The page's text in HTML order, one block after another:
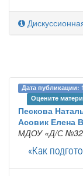
Дата публикации:
Оцените
Пескова
Асовик Елена
МДОУ «Д/С
«Как